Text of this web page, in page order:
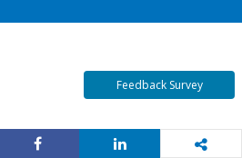
Feedback Survey